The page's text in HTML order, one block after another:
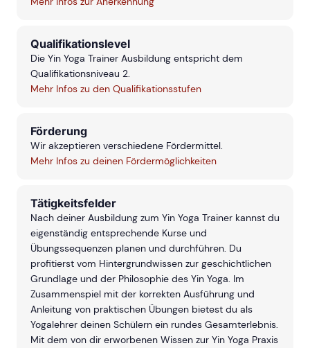
Qualifikationslevel
Die Yin Yoga Trainer Ausbildung entspricht dem
Qualifikationsniveau 2.
Mehr Infos zu den Qualifikationsstufen
Förderung
Wir akzeptieren verschiedene Fördermittel.
Mehr Infos zu deinen Fördermöglichkeiten
Tätigkeitsfelder
Nach deiner Ausbildung zum Yin Yoga Trainer kannst du
eigenständig entsprechende Kurse und
Übungssequenzen planen und durchführen. Du
profitierst vom Hintergrundwissen zur geschichtlichen
Grundlage und der Philosophie des Yin Yoga. Im
Zusammenspiel mit der korrekten Ausführung und
Anleitung von praktischen Übungen bietest du als
Yogalehrer deinen Schülern ein rundes Gesamterlebnis.
Mit dem von dir erworbenen Wissen zur Yin Yoga Praxis